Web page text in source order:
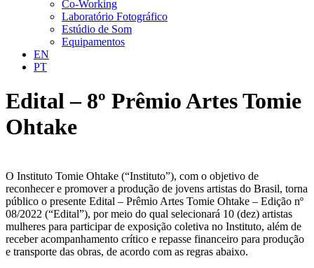
Co-Working
Laboratório Fotográfico
Estúdio de Som
Equipamentos
EN
PT
Edital – 8º Prêmio Artes Tomie
Ohtake
O Instituto Tomie Ohtake (“Instituto”), com o objetivo de
reconhecer e promover a produção de jovens artistas do Brasil, torna
público o presente Edital – Prêmio Artes Tomie Ohtake – Edição nº
08/2022 (“Edital”), por meio do qual selecionará 10 (dez) artistas
mulheres para participar de exposição coletiva no Instituto, além de
receber acompanhamento crítico e repasse financeiro para produção
e transporte das obras, de acordo com as regras abaixo.